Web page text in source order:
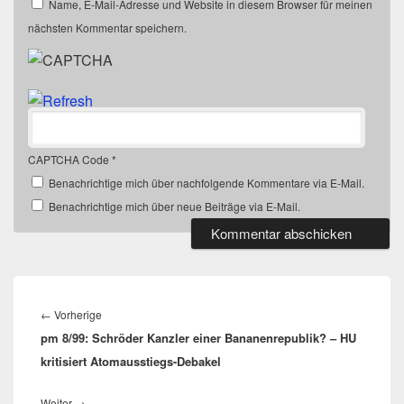
Name, E-Mail-Adresse und Website in diesem Browser für meinen
nächsten Kommentar speichern.
CAPTCHA Code *
Benachrichtige mich über nachfolgende Kommentare via E-Mail.
Benachrichtige mich über neue Beiträge via E-Mail.
← Vorherige
Beitrag:
pm 8/99: Schröder Kanzler einer Bananenrepublik? – HU
kritisiert Atomausstiegs-Debakel